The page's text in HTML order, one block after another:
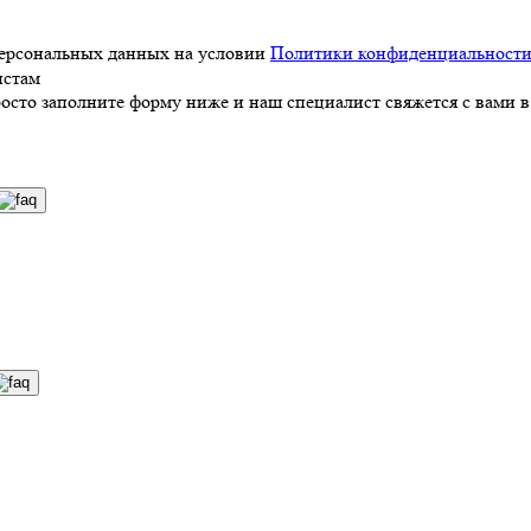
данных на условии Политики конфиденциальности
заполните форму ниже и наш специалист свяжется с